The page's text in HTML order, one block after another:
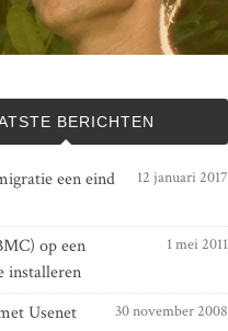
BERICHTEN
een eind
12 januari 2017
op een
installeren
1 mei 2011
Usenet 30 november 2008